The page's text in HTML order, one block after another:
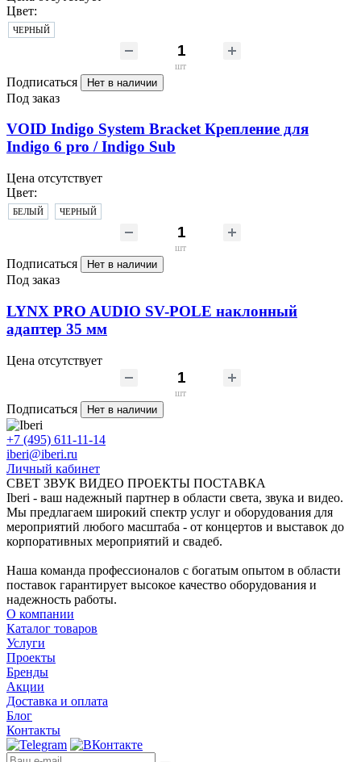
Цвет:
ЧЕРНЫЙ
шт
Подписаться Нет в наличии
Под заказ
VOID Indigo System Bracket Крепление для
Indigo 6 pro / Indigo Sub
Цена отсутствует
Цвет:
БЕЛЫЙ ЧЕРНЫЙ
шт
Подписаться Нет в наличии
Под заказ
LYNX PRO AUDIO SV-POLE наклонный
адаптер 35 мм
Цена отсутствует
шт
Подписаться Нет в наличии
+7 (495) 611-11-14
iberi@iberi.ru
Личный кабинет
СВЕТ ЗВУК ВИДЕО ПРОЕКТЫ ПОСТАВКА
Iberi - ваш надежный партнер в области света, звука и видео.
Мы предлагаем широкий спектр услуг и оборудования для
мероприятий любого масштаба - от концертов и выставок до
корпоративных мероприятий и свадеб.
Наша команда профессионалов с богатым опытом в области
поставок гарантирует высокое качество оборудования и
надежность работы.
О компании
Каталог товаров
Услуги
Проекты
Бренды
Акции
Доставка и оплата
Блог
Контакты